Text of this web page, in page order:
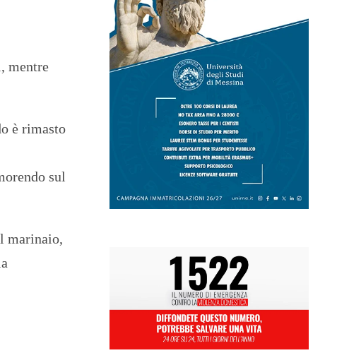
mentre
è rimasto
sul
marinaio,